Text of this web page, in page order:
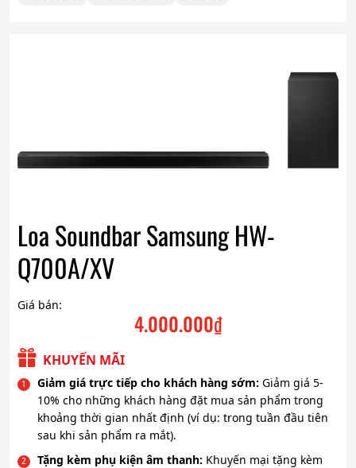
Loa Soundbar Samsung HW-
Q700A/XV
Giá bán:
4.000.000₫
KHUYẾN MÃI
Giảm giá trực tiếp cho khách hàng sớm: Giảm giá 5-
10% cho những khách hàng đặt mua sản phẩm trong
khoảng thời gian nhất định (ví dụ: trong tuần đầu tiên
sau khi sản phẩm ra mắt).
Tặng kèm phụ kiện âm thanh: Khuyến mại tặng kèm